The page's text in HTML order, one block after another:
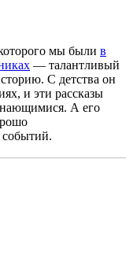
мы были в
— талантливый
С детства он
и эти рассказы
А его